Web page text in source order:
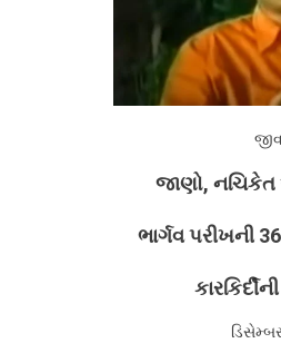
જાણો, નચિકેત
ભાર્ગવ પરીખની